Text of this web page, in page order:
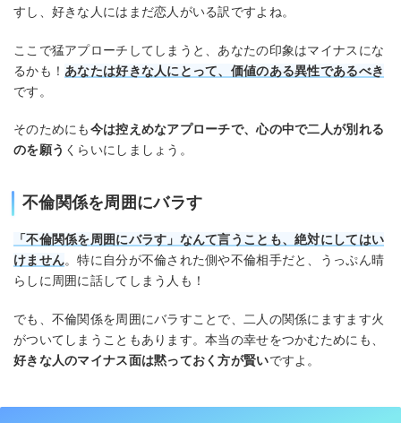
すし、好きな人にはまだ恋人がいる訳ですよね。
ここで猛アプローチしてしまうと、あなたの印象はマイナスにな
るかも！ あなたは好きな人にとって、価値のある異性であるべき
です。
そのためにも今は控えめなアプローチで、心の中で二人が別れる
のを願う くらいにしましょう。
不倫関係を周囲にバラす
「不倫関係を周囲にバラす」なんて言うことも、絶対にしてはい
けません。特に自分が不倫された側や不倫相手だと、うっぷん晴
らしに周囲に話してしまう人も！
でも、不倫関係を周囲にバラすことで、二人の関係にますます火
がついてしまうこともあります。本当の幸せをつかむためにも、
好きな人のマイナス面は黙っておく方が賢いですよ。